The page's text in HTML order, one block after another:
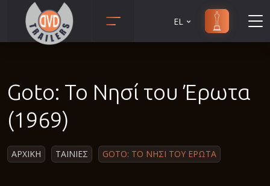
Αισθηματικές
Β' Παγκόσμιος Πόλεμος
EL
Goto: Το Νησί του Έρωτα
(1969)
ΑΡΧΙΚΗ ΤΑΙΝΙΕΣ GOTO: ΤΟ ΝΗΣΙ ΤΟΥ ΕΡΩΤΑ